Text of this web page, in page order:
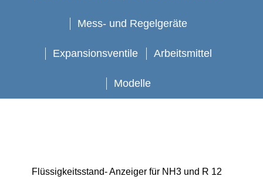
Mess- und Regelgeräte
Expansionsventile Arbeitsmittel
Modelle
Mess- und Regelgeräte
Museum des HKK in Maintal
Flüssigkeitsstand- Anzeiger für NH3 und R 12